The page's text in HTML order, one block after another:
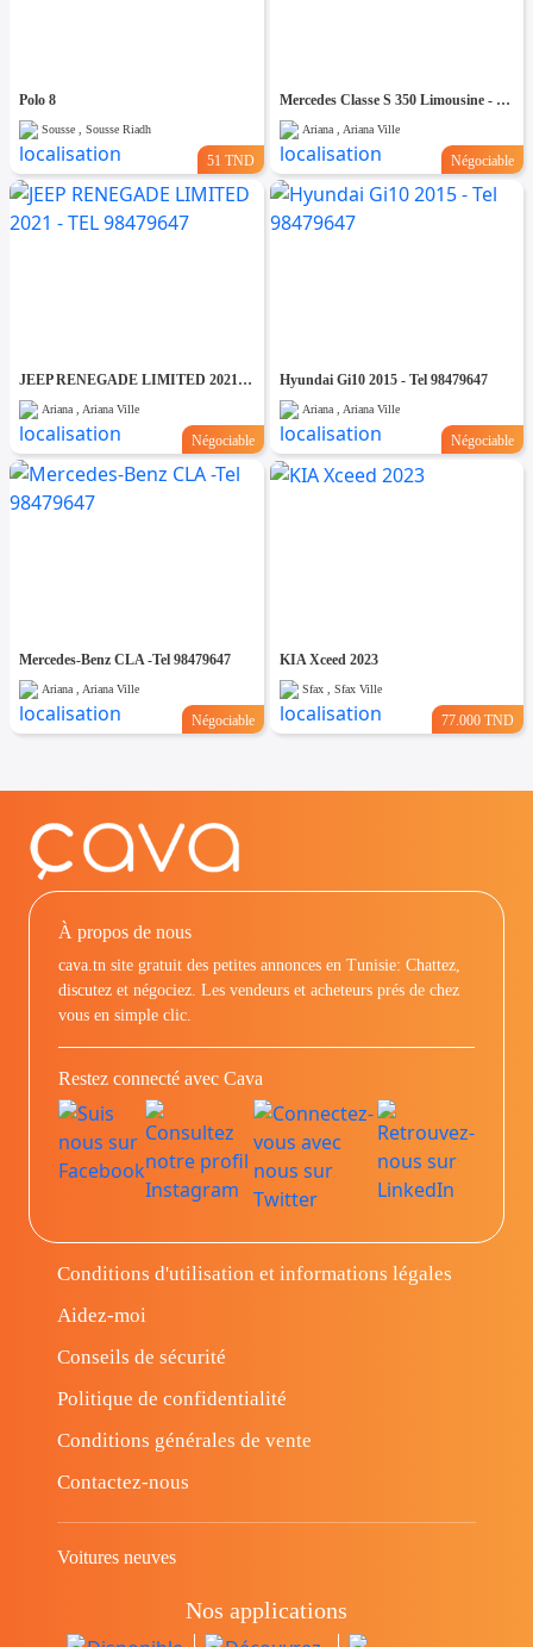
Polo 8
Sousse , Sousse Riadh
51 TND
Mercedes Classe S 350 Limousine - Tel 98479647
Ariana , Ariana Ville
Négociable
JEEP RENEGADE LIMITED 2021 - TEL 98479647
Ariana , Ariana Ville
Négociable
Hyundai Gi10 2015 - Tel 98479647
Ariana , Ariana Ville
Négociable
Mercedes-Benz CLA -Tel 98479647
Ariana , Ariana Ville
Négociable
KIA Xceed 2023
Sfax , Sfax Ville
77.000 TND
À propos de nous
cava.tn site gratuit des petites annonces en Tunisie: Chattez,
discutez et négociez. Les vendeurs et acheteurs prés de chez
vous en simple clic.
Restez connecté avec Cava
Conditions d'utilisation et informations légales
Aidez-moi
Conseils de sécurité
Politique de confidentialité
Conditions générales de vente
Contactez-nous
Voitures neuves
Nos applications